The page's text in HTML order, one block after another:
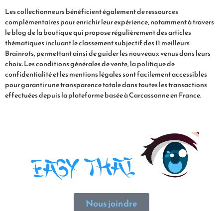
Les collectionneurs bénéficient également de ressources
complémentaires pour enrichir leur expérience, notamment à travers
le blog de la boutique qui propose régulièrement des articles
thématiques incluant le classement subjectif des 11 meilleurs
Brainrots, permettant ainsi de guider les nouveaux venus dans leurs
choix. Les conditions générales de vente, la politique de
confidentialité et les mentions légales sont facilement accessibles
pour garantir une transparence totale dans toutes les transactions
effectuées depuis la plateforme basée à Carcassonne en France.
Nous joindre